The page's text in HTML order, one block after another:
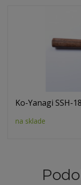
Ko-Yanagi SSH-
na sklade